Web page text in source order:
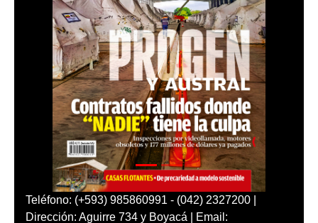
Teléfono: (+593) 985860991 - (042) 2327200 |
Dirección: Aguirre 734 y Boyacá | Email: